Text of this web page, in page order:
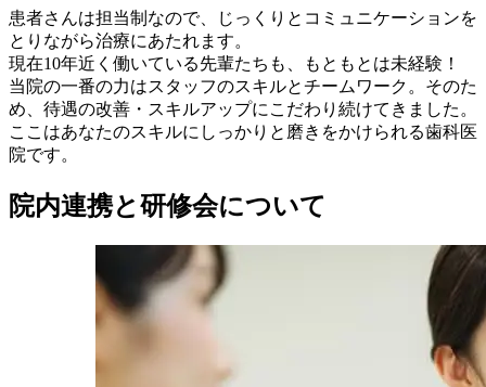
患者さんは担当制なので、じっくりとコミュニケーションを
とりながら治療にあたれます。
現在10年近く働いている先輩たちも、もともとは未経験！
当院の一番の力はスタッフのスキルとチームワーク。そのた
め、待遇の改善・スキルアップにこだわり続けてきました。
ここはあなたのスキルにしっかりと磨きをかけられる歯科医
院です。
院内連携と研修会について